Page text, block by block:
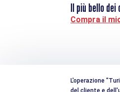
Il più bello dei
Compra il
L'operazione